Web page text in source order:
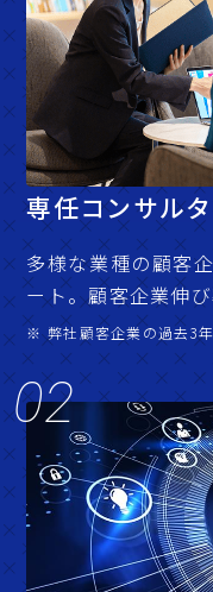
専任コンサル
多様な業種の顧客
ート。顧客企業伸
※ 弊社顧客企業の過去3
02